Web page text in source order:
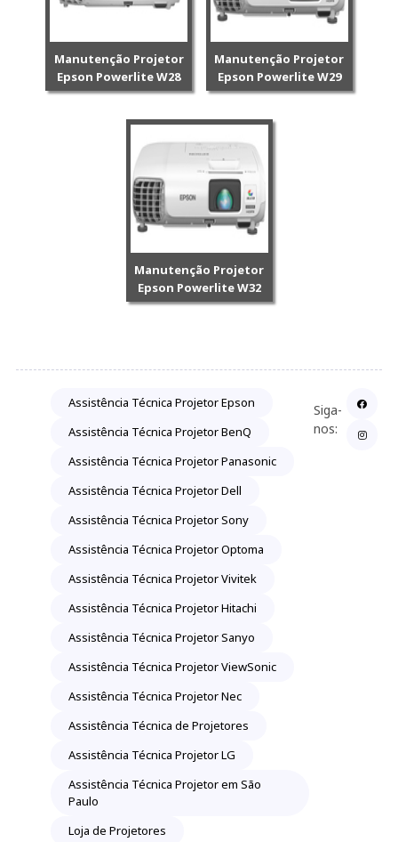
Manutenção Projetor
Epson Powerlite W28
Manutenção Projetor
Epson Powerlite W29
Manutenção Projetor
Epson Powerlite W32
Assistência Técnica Projetor Epson
Assistência Técnica Projetor BenQ
Assistência Técnica Projetor Panasonic
Assistência Técnica Projetor Dell
Assistência Técnica Projetor Sony
Assistência Técnica Projetor Optoma
Assistência Técnica Projetor Vivitek
Assistência Técnica Projetor Hitachi
Assistência Técnica Projetor Sanyo
Assistência Técnica Projetor ViewSonic
Assistência Técnica Projetor Nec
Assistência Técnica de Projetores
Assistência Técnica Projetor LG
Assistência Técnica Projetor em São
Paulo
Loja de Projetores
Siga-
nos: